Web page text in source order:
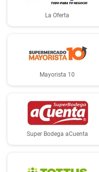
La Oferta
Mayorista 10
Super Bodega aCuenta